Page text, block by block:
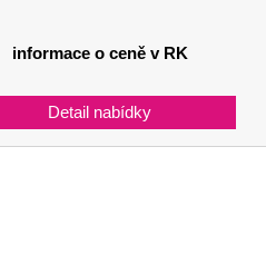
informace o ceně v RK